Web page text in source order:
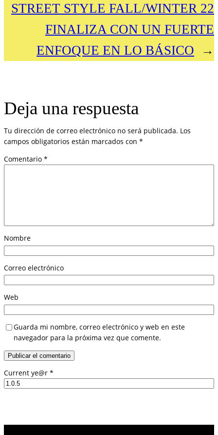
STREET STYLE FALL/WINTER 22
FINALIZA CON UN FUERTE
ENFOQUE EN LO BÁSICO
→
Deja una respuesta
Tu dirección de correo electrónico no será publicada. Los
campos obligatorios están marcados con *
Comentario *
Nombre
Correo electrónico
Web
Guarda mi nombre, correo electrónico y web en este
navegador para la próxima vez que comente.
Current ye@r *